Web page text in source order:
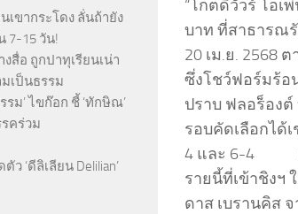
“โกตดิวัวร์ โอเ
บาท ที่สาธารณรั
20 เม.ย. 2568
ซึ่งโชว์ฟอร์มร้อ
ปราบ ฟลอร็องต์
รอบคัดเลือกได้
4 และ 6-4 แม็
รายนี้ที่เข้าชิงฯ
ดาส เบรานคิส
เขากระโดง ลั่นถ้ายัง
7-15 วัน!
สื่อ ถูกปาทุเรียนเน่า
เป็นธรรม
รม’ ไขก๊อก ชี้ ‘ทักษิณ’
คร่วม
ตัว ‘ดีลิเลียน Delilian’